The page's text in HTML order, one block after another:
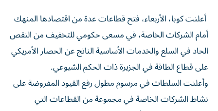
أعلنت كوبا، الأربعاء، فتح قطاعات عدة من اقتصادها المنهك
أمام الشركات الخاصة، في مسعى حكومي للتخفيف من النقص
الحاد في السلع والخدمات الأساسية الناتج عن الحصار الأمريكي
على قطاع الطاقة في الجزيرة ذات الحكم الشيوعي.
وأعلنت السلطات في مرسوم مطول رفع القيود المفروضة على
نشاط الشركات الخاصة في مجموعة من القطاعات التي
تضررت بشدة جراء الأزمة، بما في ذلك توزيع الوقود، وخدمات